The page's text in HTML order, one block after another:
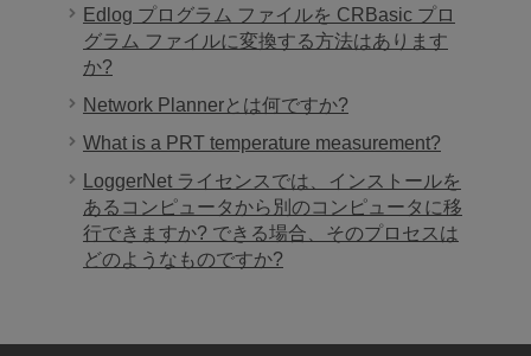
Edlog プログラム ファイルを CRBasic プロ
グラム ファイルに変換する方法はあります
か?
Network Plannerとは何ですか?
What is a PRT temperature measurement?
LoggerNet ライセンスでは、インストールを
あるコンピュータから別のコンピュータに移
行できますか? できる場合、そのプロセスは
どのようなものですか?